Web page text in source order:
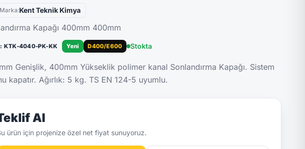
Marka:Kent Teknik Kimya
Kapağı 400mm 400mm
KTK-4040-PK-KK Yeni D400/E600 Stokta
Genişlik, 400mm Yükseklik polimer kanal Sonlandırma Kapağı. Sistem
kapatır. Ağırlık: 5 kg. TS EN 124-5 uyumlu.
Al
ürün için projenize özel net fiyat sunuyoruz.